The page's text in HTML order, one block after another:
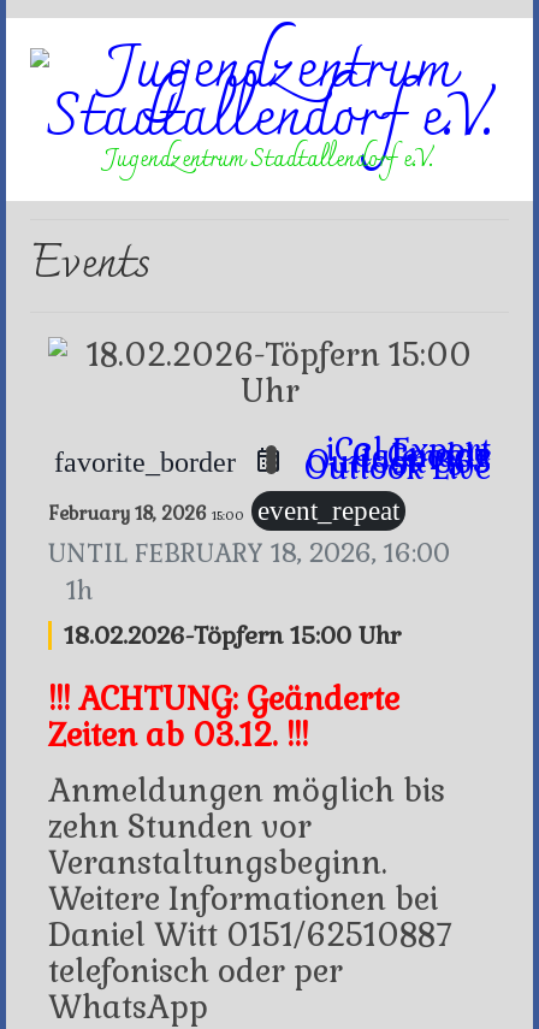
Jugendzentrum Stadtallendorf e.V.
Events
favorite_border iCal Export
Google Calendar
Outlook 365
Outlook Live
February 18, 2026 15:00 event_repeat
UNTIL FEBRUARY 18, 2026, 16:00
1h
18.02.2026-Töpfern 15:00 Uhr
!!! ACHTUNG: Geänderte
Zeiten ab 03.12. !!!
Anmeldungen möglich bis
zehn Stunden vor
Veranstaltungsbeginn.
Weitere Informationen bei
Daniel Witt 0151/62510887
telefonisch oder per
WhatsApp